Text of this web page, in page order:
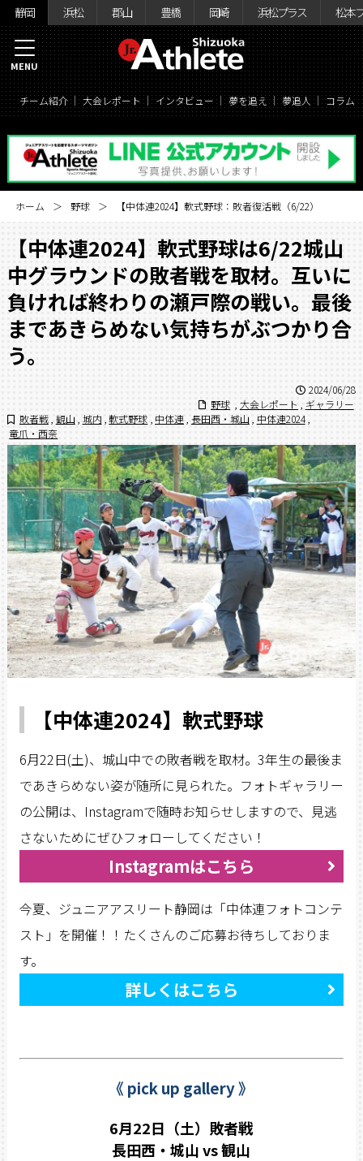
静岡 浜松 郡山 豊橋 岡崎 浜松プラス 松本
チーム紹介 大会レポート インタビュー 夢を追え 夢追人 コラム
MENU
ホーム 野球 【中体連2024】軟式野球：敗者復活戦（6/22）
【中体連2024】軟式野球は6/22城山
中グラウンドの敗者戦を取材。互いに
負ければ終わりの瀬戸際の戦い。最後
まであきらめない気持ちがぶつかり合
う。
2024/06/28
野球
大会レポート
ギャラリー
敗者戦 観山 城内 ,軟式野球 中体連 長田西・城山 , 中体連2024 ,
竜爪・西奈
【中体連2024】軟式野球
6月22日(土)、城山中での敗者戦を取材。3年生の最後ま
であきらめない姿が随所に見られた。フォトギャラリー
の公開は、Instagramで随時お知らせしますので、見逃
さないためにぜひフォローしてください！
Instagramはこちら
今夏、ジュニアアスリート静岡は「中体連フォトコンテ
スト」を開催！！たくさんのご応募お待ちしておりま
す。
詳しくはこちら
《 pick up gallery 》
6月22日（土）敗者戦
長田西・城山 vs 観山